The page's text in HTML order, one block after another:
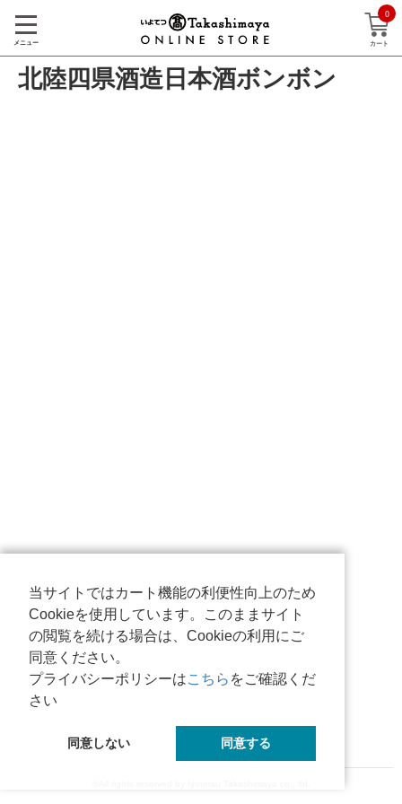
メニュー
0
カート
北陸四県酒造日本酒ボンボン
当サイトではカート機能の利便性向上のため
Cookieを使用しています。このままサイト
の閲覧を続ける場合は、Cookieの利用にご
同意ください。
プライバシーポリシーはこちら をご確認くだ
さい
同意しない 同意する